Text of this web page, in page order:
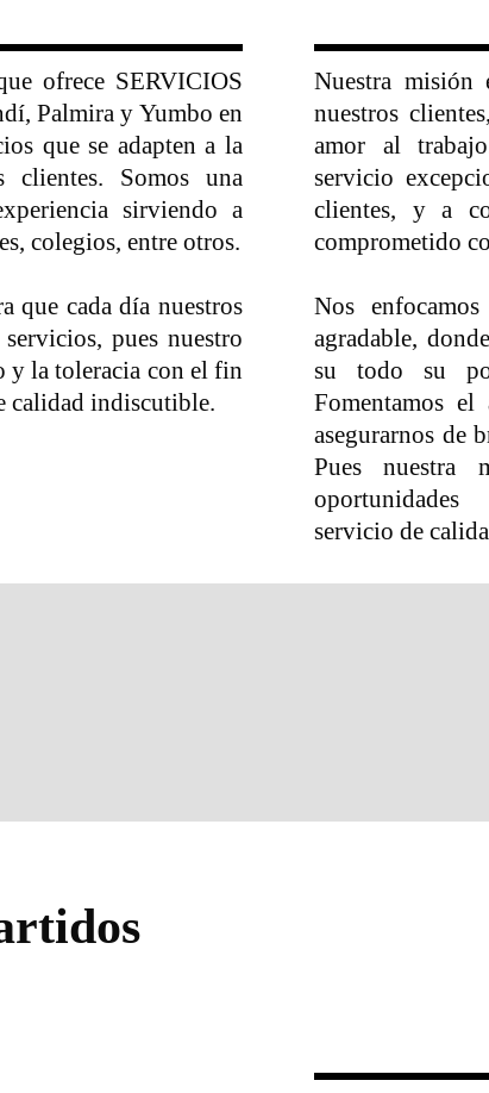
ofrece SERVICIOS
Palmira y Yumbo en
que se adapten a la
clientes. Somos una
sirviendo a
colegios, entre otros.
que cada día nuestros
pues nuestro
y la toleracia con el fin
calidad indiscutible.
Nuestra misión
nuestros
amor al
servicio
clientes, y a
comprometido
Nos
agradable,
su todo su
Fomentamos
asegurarnos de
Pues nuestra
servicio de